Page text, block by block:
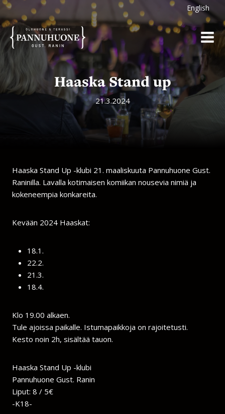
Siirry
sisältöön
English
Haaska Stand up
21.3.2024
Haaska Stand Up -klubi 21. maaliskuuta Pannuhuone Gust.
Raninilla. Lavalla kotimaisen komiikan nousevia nimiä ja
kokeneempia konkareita.
Kevään 2024 Haaskat:
18.1.
22.2.
21.3.
18.4.
Klo 19.00 alkaen.
Tule ajoissa paikalle. Istumapaikkoja on rajoitetusti.
Kesto noin 2h, sisältää tauon.
Haaska Stand Up -klubi
Pannuhuone Gust. Ranin
Liput: 8 / 5€
-K18-